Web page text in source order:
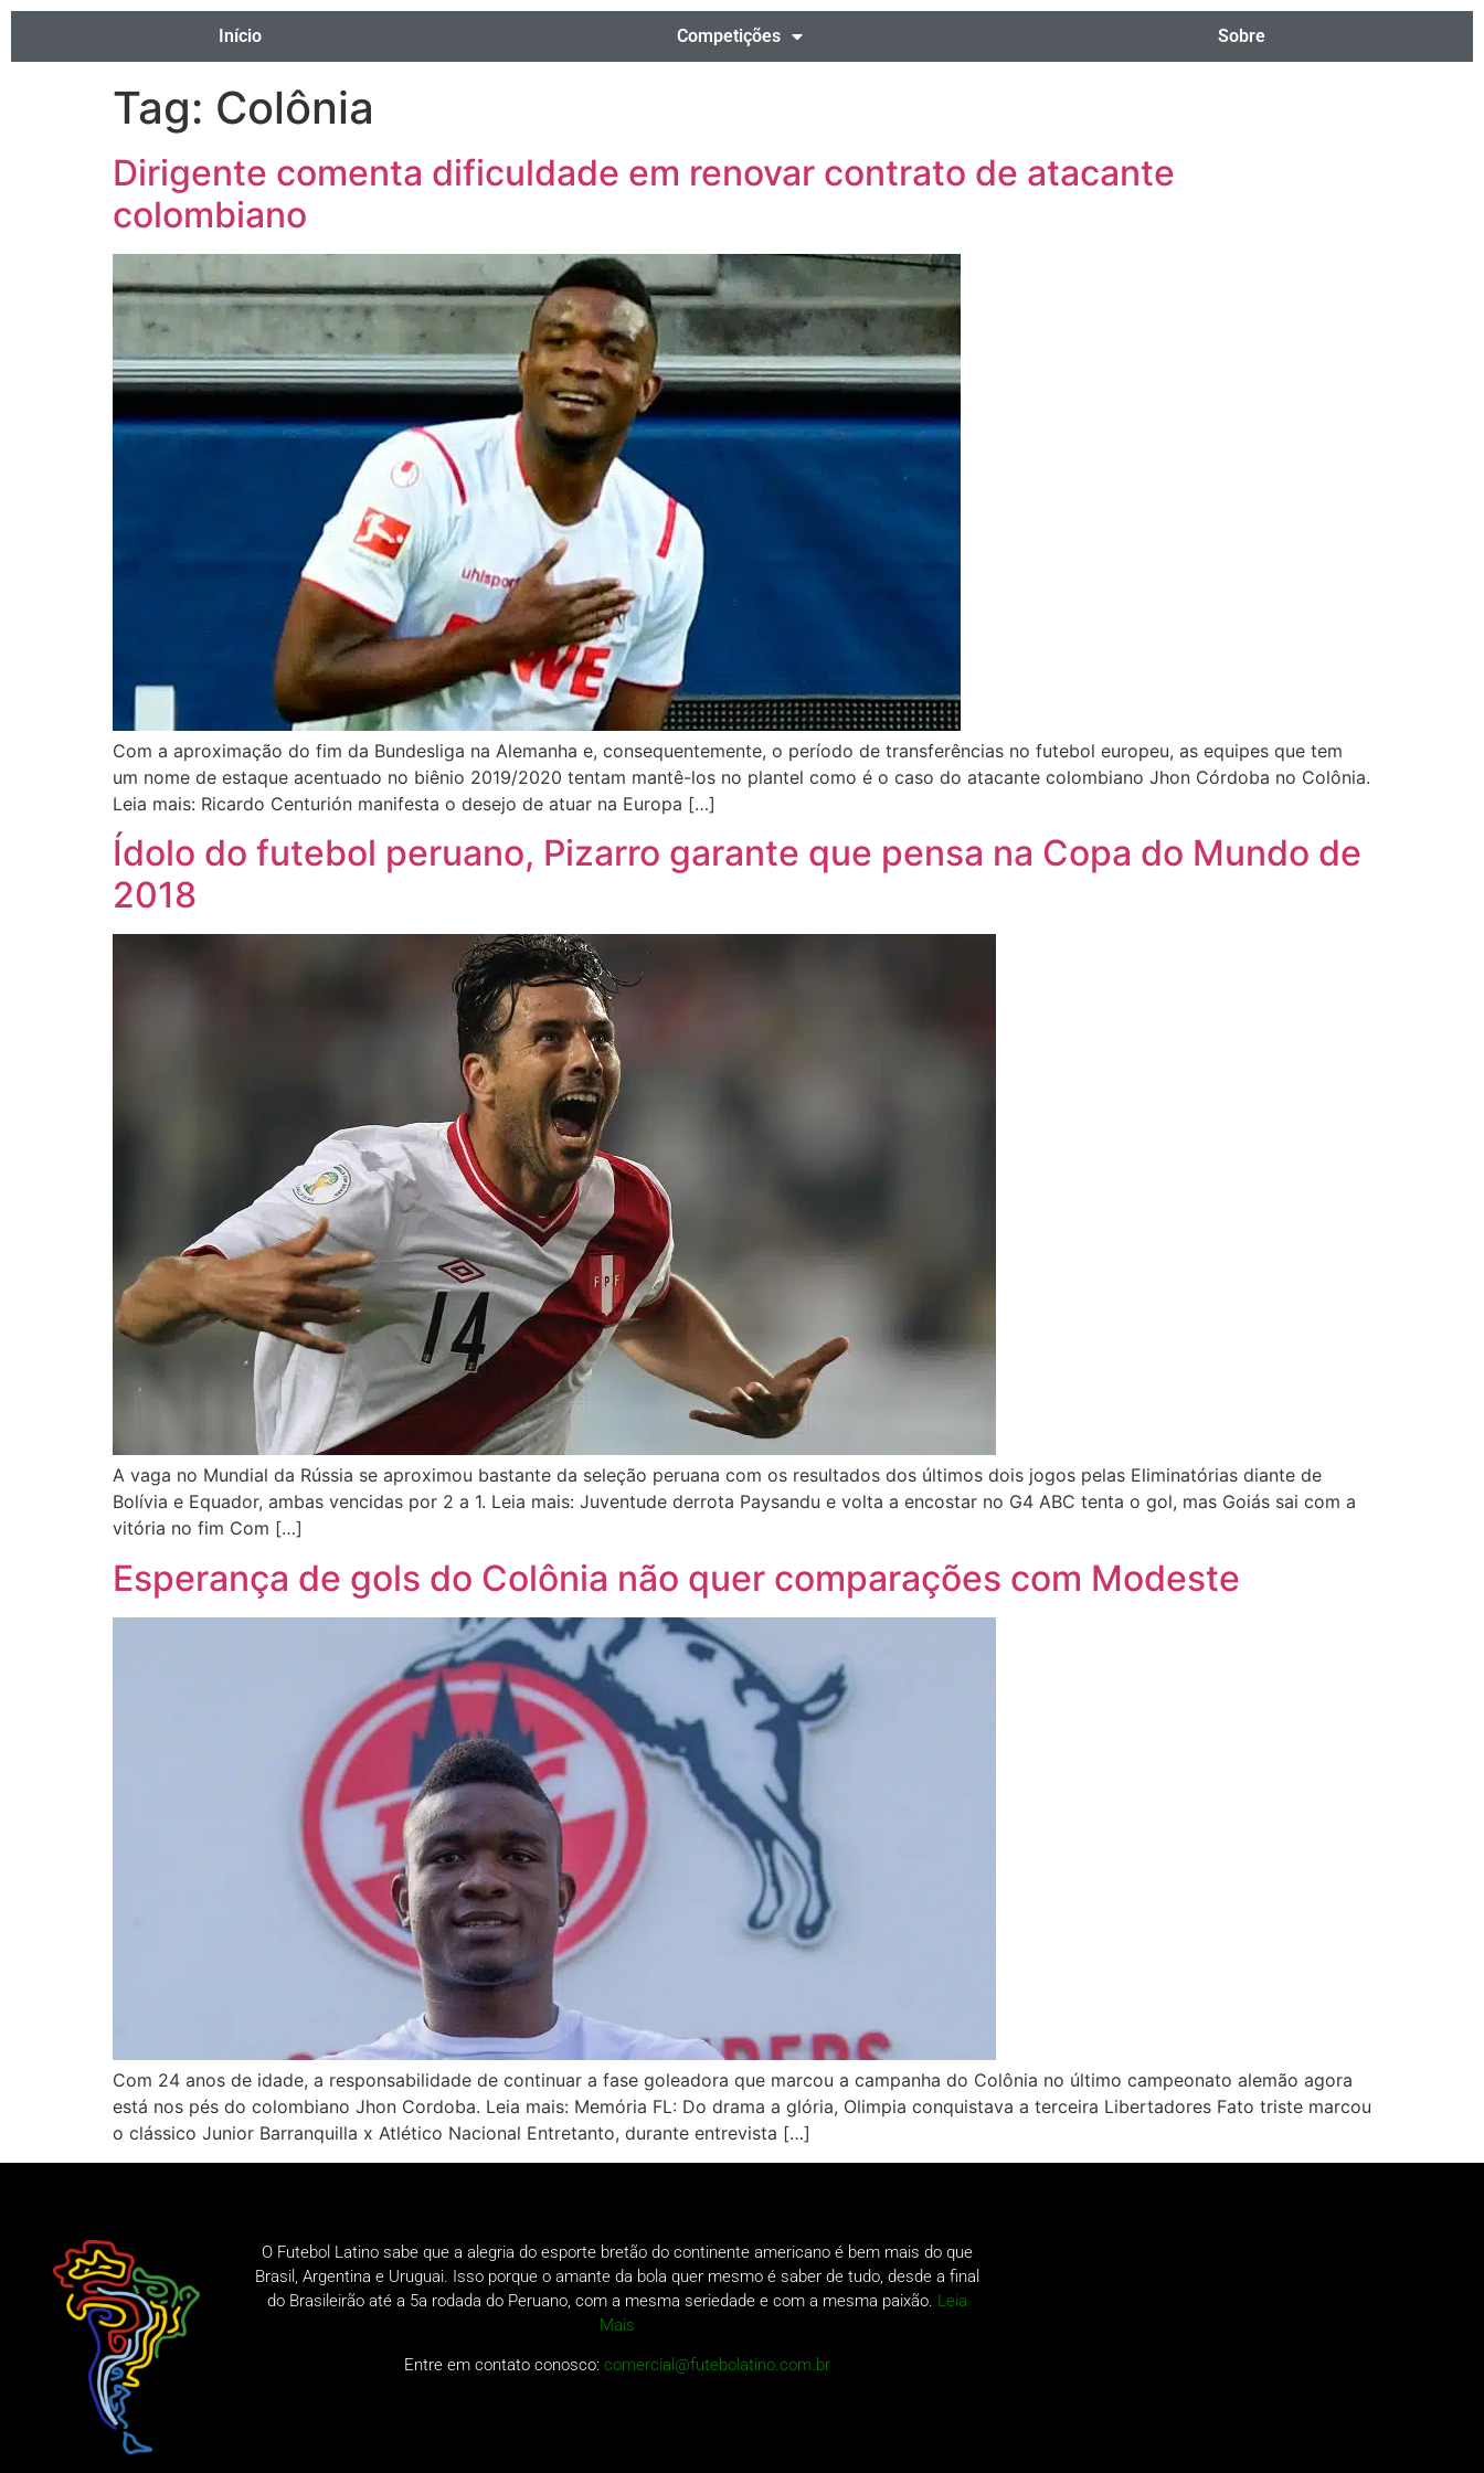
Início Competições Sobre
Tag: Colônia
Dirigente comenta dificuldade em renovar contrato de atacante
colombiano
Com a aproximação do fim da Bundesliga na Alemanha e, consequentemente, o período de transferências no futebol europeu, as equipes que tem
um nome de estaque acentuado no biênio 2019/2020 tentam mantê-los no plantel como é o caso do atacante colombiano Jhon Córdoba no Colônia.
Leia mais: Ricardo Centurión manifesta o desejo de atuar na Europa […]
Ídolo do futebol peruano, Pizarro garante que pensa na Copa do Mundo de
2018
A vaga no Mundial da Rússia se aproximou bastante da seleção peruana com os resultados dos últimos dois jogos pelas Eliminatórias diante de
Bolívia e Equador, ambas vencidas por 2 a 1. Leia mais: Juventude derrota Paysandu e volta a encostar no G4 ABC tenta o gol, mas Goiás sai com a
vitória no fim Com […]
Esperança de gols do Colônia não quer comparações com Modeste
Com 24 anos de idade, a responsabilidade de continuar a fase goleadora que marcou a campanha do Colônia no último campeonato alemão agora
está nos pés do colombiano Jhon Cordoba. Leia mais: Memória FL: Do drama a glória, Olimpia conquistava a terceira Libertadores Fato triste marcou
o clássico Junior Barranquilla x Atlético Nacional Entretanto, durante entrevista […]
O Futebol Latino sabe que a alegria do esporte bretão do continente americano é bem mais do que
Brasil, Argentina e Uruguai. Isso porque o amante da bola quer mesmo é saber de tudo, desde a final
do Brasileirão até a 5a rodada do Peruano, com a mesma seriedade e com a mesma paixão. Leia
Mais
Entre em contato conosco:comercial@futebolatino.com.br